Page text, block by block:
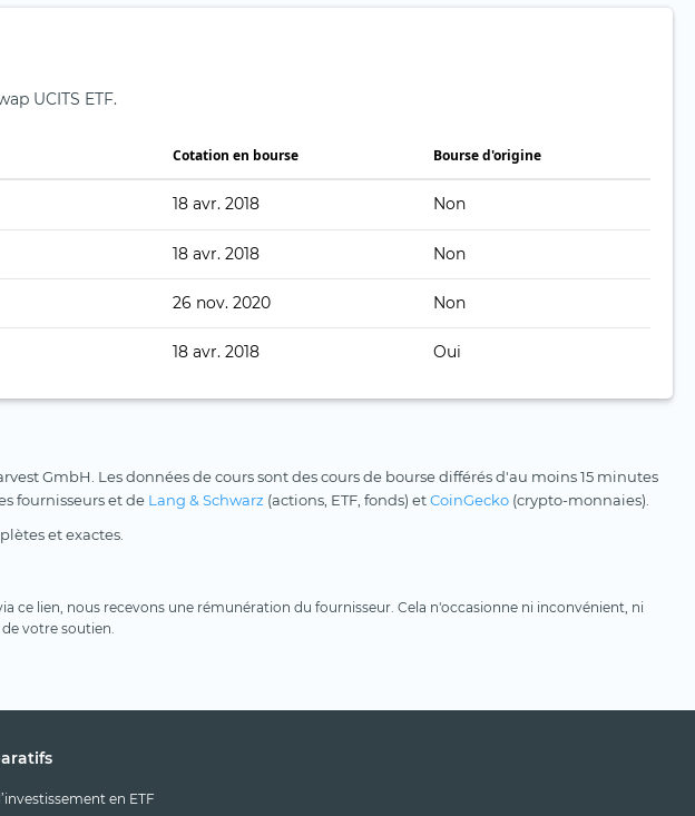
UCITS ETF.
Cotation en bourse Bourse d'origine
18 avr. 2018 Non
18 avr. 2018 Non
26 nov. 2020 Non
18 avr. 2018 Oui
GmbH. Les données de cours sont des cours de bourse différés d'au moins 15 minutes
fournisseurs et de Lang & Schwarz (actions, ETF, fonds) etCoinGecko (crypto-monnaies).
et exactes.
ce lien, nous recevons une rémunération du fournisseur. Cela n'occasionne ni inconvénient, ni
votre soutien.
en ETF